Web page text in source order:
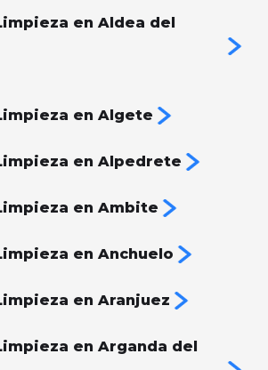
en Aldea del
en Algete
en Alpedrete
en Ambite
en Anchuelo
en Aranjuez
en Arganda del